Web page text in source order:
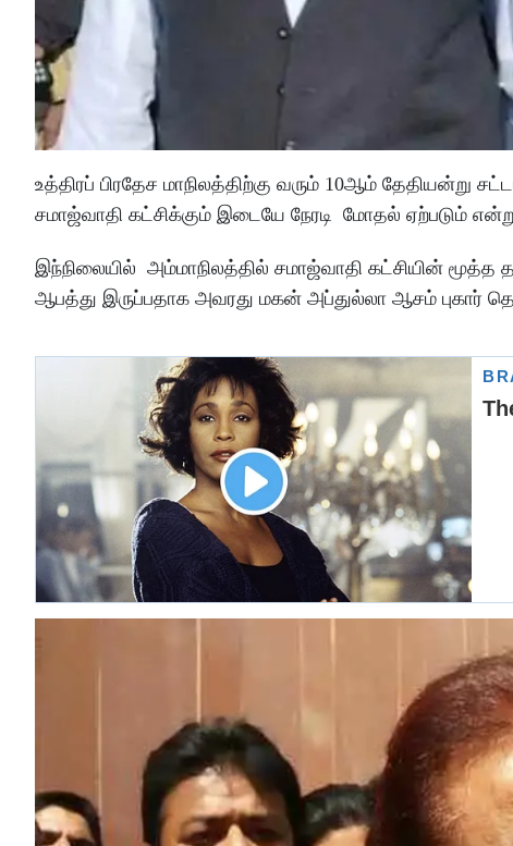
உத்திரப் பிரதேச மாநிலத்திற்கு வரும் 10ஆம் தேதியன்று
சமாஜ்வாதி கட்சிக்கும் இடையே நேரடி மோதல் ஏற்படும் என்று
இந்நிலையில் அம்மாநிலத்தில் சமாஜ்வாதி கட்சியின்
ஆபத்து இருப்பதாக அவரது மகன் அப்துல்லா ஆசம் புகார்